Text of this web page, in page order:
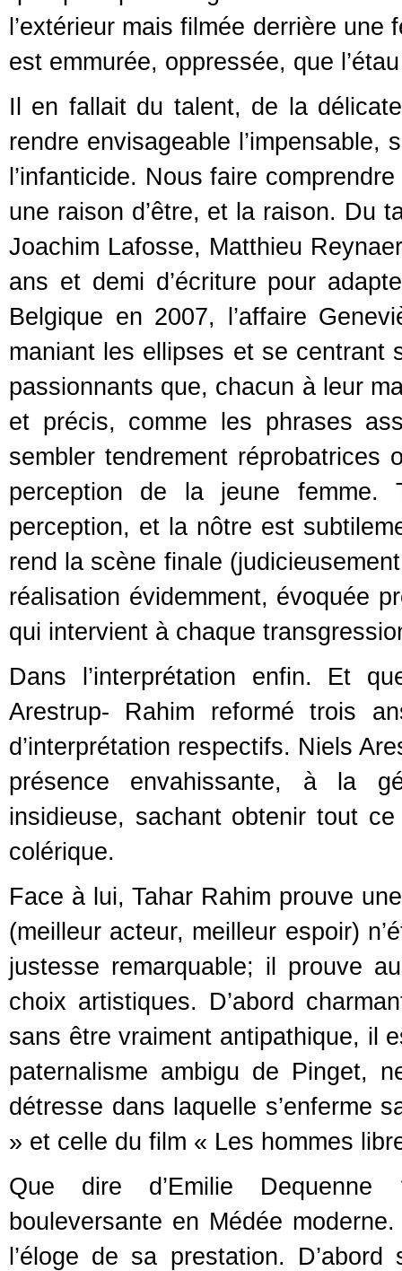
l’extérieur mais filmée derrière
est emmurée, oppressée, que
Il en fallait du talent, de la
rendre envisageable
l’infanticide. Nous faire
une raison d’être, et la raison. Du
Joachim Lafosse, Matthieu
ans et demi d’écriture pour
Belgique en 2007, l’affaire
maniant les ellipses et se centrant
passionnants que, chacun à leur
et précis, comme les phrases
sembler tendrement réprobatrices
perception de la jeune
perception, et la nôtre est
rend la scène finale
réalisation évidemment, évoquée
qui intervient à chaque
Dans l’interprétation enfin. Et
Arestrup- Rahim reformé trois
d’interprétation respectifs. Niels
présence envahissante, à la
insidieuse, sachant obtenir tout
colérique.
Face à lui, Tahar Rahim prouve
(meilleur acteur, meilleur espoir)
justesse remarquable; il prouve
choix artistiques. D’abord
sans être vraiment antipathique, il
paternalisme ambigu de Pinget,
détresse dans laquelle s’enferme
» et celle du film « Les hommes
Que dire d’Emilie
bouleversante en Médée
l’éloge de sa prestation.